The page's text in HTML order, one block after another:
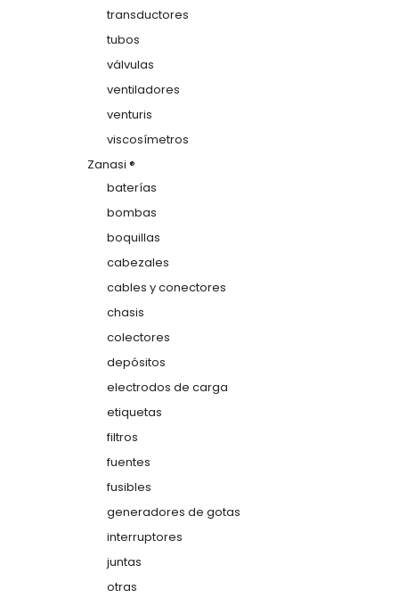
transductores
tubos
válvulas
ventiladores
venturis
viscosímetros
Zanasi ®
baterías
bombas
boquillas
cabezales
cables y conectores
chasis
colectores
depósitos
electrodos de carga
etiquetas
filtros
fuentes
fusibles
generadores de gotas
interruptores
juntas
otras